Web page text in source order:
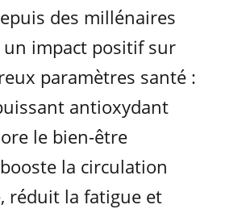
des millénaires
un impact positif sur
paramètres santé :
antioxydant
le bien-être
la circulation
réduit la fatigue et